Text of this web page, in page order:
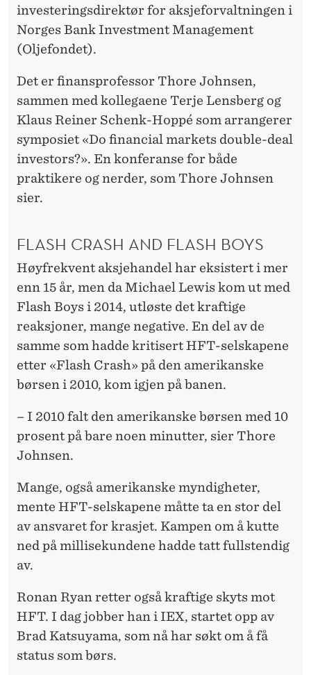
investeringsdirektør for aksjeforvaltningen i
Norges Bank Investment Management
(Oljefondet).
Det er finansprofessor Thore Johnsen,
sammen med kollegaene Terje Lensberg og
Klaus Reiner Schenk-Hoppé som arrangerer
symposiet «Do financial markets double-deal
investors?». En konferanse for både
praktikere og nerder, som Thore Johnsen
sier.
FLASH CRASH AND FLASH BOYS
Høyfrekvent aksjehandel har eksistert i mer
enn 15 år, men da Michael Lewis kom ut med
Flash Boys i 2014, utløste det kraftige
reaksjoner, mange negative. En del av de
samme som hadde kritisert HFT-selskapene
etter «Flash Crash» på den amerikanske
børsen i 2010, kom igjen på banen.
– I 2010 falt den amerikanske børsen med 10
prosent på bare noen minutter, sier Thore
Johnsen.
Mange, også amerikanske myndigheter,
mente HFT-selskapene måtte ta en stor del
av ansvaret for krasjet. Kampen om å kutte
ned på millisekundene hadde tatt fullstendig
av.
Ronan Ryan retter også kraftige skyts mot
HFT. I dag jobber han i IEX, startet opp av
Brad Katsuyama, som nå har søkt om å få
status som børs.